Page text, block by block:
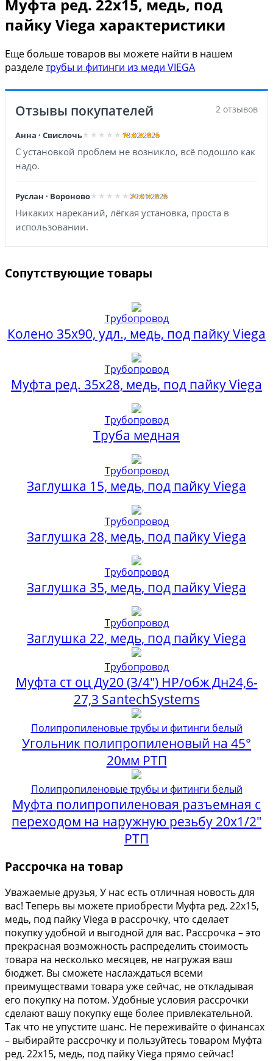
Муфта ред. 22х15, медь, под
пайку Viega характеристики
Еще больше товаров вы можете найти в нашем
разделетрубы и фитинги из меди VIEGA
Отзывы покупателей 2 отзывов
Анна · Свислочь 18.02.2026
С установкой проблем не возникло, всё подошло как
надо.
Руслан · Вороново 29.01.2026
Никаких нареканий, лёгкая установка, проста в
использовании.
Сопутствующие товары
Трубопровод
Колено 35х90, удл., медь, под пайку Viega
Трубопровод
Муфта ред. 35х28, медь, под пайку Viega
Трубопровод
Труба медная
Трубопровод
Заглушка 15, медь, под пайку Viega
Трубопровод
Заглушка 28, медь, под пайку Viega
Трубопровод
Заглушка 35, медь, под пайку Viega
Трубопровод
Заглушка 22, медь, под пайку Viega
Трубопровод
Муфта ст оц Ду20 (3/4") НР/обж Дн24,6-
27,3 SantechSystems
Полипропиленовые трубы и фитинги белый
Угольник полипропиленовый на 45°
20мм РТП
Полипропиленовые трубы и фитинги белый
Муфта полипропиленовая разъемная с
переходом на наружную резьбу 20х1/2"
РТП
Рассрочка на товар
Уважаемые друзья, У нас есть отличная новость для
вас! Теперь вы можете приобрести Муфта ред. 22х15,
медь, под пайку Viega в рассрочку, что сделает
покупку удобной и выгодной для вас. Рассрочка – это
прекрасная возможность распределить стоимость
товара на несколько месяцев, не нагружая ваш
бюджет. Вы сможете наслаждаться всеми
преимуществами товара уже сейчас, не откладывая
его покупку на потом. Удобные условия рассрочки
сделают вашу покупку еще более привлекательной.
Так что не упустите шанс. Не переживайте о финансах
– выбирайте рассрочку и пользуйтесь товаром Муфта
ред. 22х15, медь, под пайку Viega прямо сейчас!